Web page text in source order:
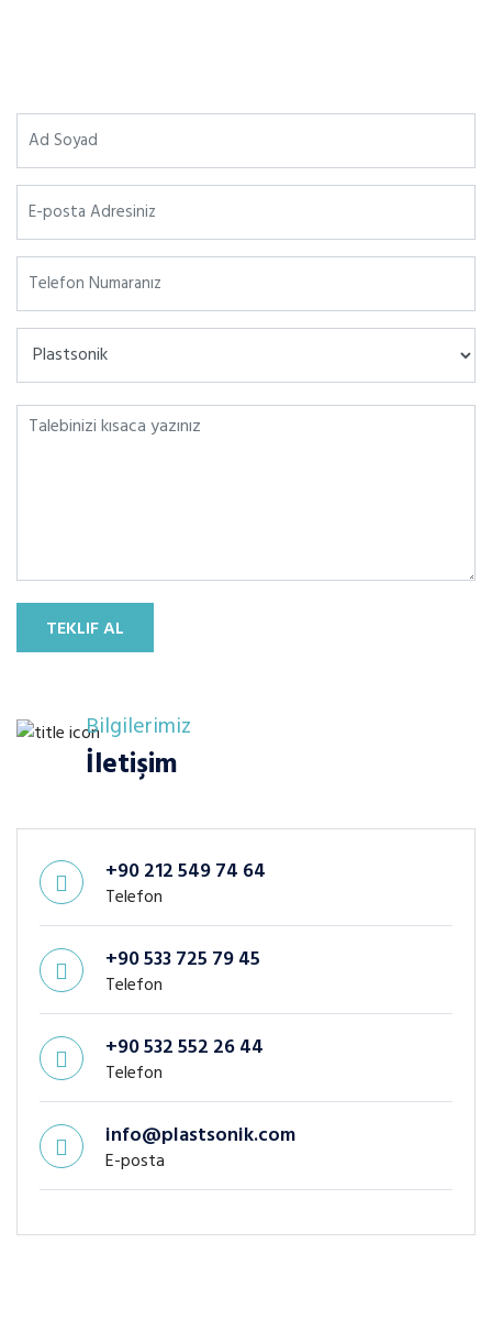
TEKLIF AL
Bilgilerimiz
İletişim
+90 212 549 74 64
Telefon
+90 533 725 79 45
Telefon
+90 532 552 26 44
Telefon
info@plastsonik.com
E-posta